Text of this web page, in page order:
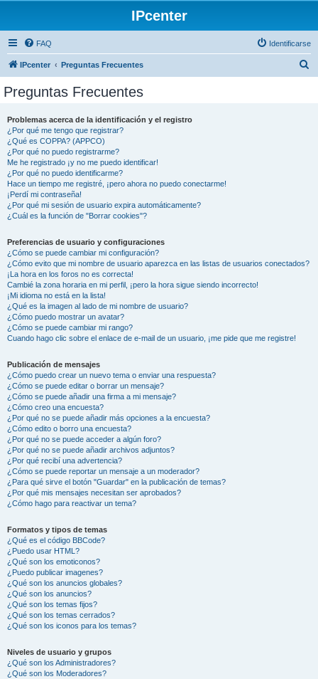
IPcenter
FAQ Identificarse
IPcenter Preguntas Frecuentes
Preguntas Frecuentes
Problemas acerca de la identificación y el registro
¿Por qué me tengo que registrar?
¿Qué es COPPA? (APPCO)
¿Por qué no puedo registrarme?
Me he registrado ¡y no me puedo identificar!
¿Por qué no puedo identificarme?
Hace un tiempo me registré, ¡pero ahora no puedo conectarme!
¡Perdí mi contraseña!
¿Por qué mi sesión de usuario expira automáticamente?
¿Cuál es la función de "Borrar cookies"?
Preferencias de usuario y configuraciones
¿Cómo se puede cambiar mi configuración?
¿Cómo evito que mi nombre de usuario aparezca en las listas de usuarios conectados?
¡La hora en los foros no es correcta!
Cambié la zona horaria en mi perfil, ¡pero la hora sigue siendo incorrecto!
¡Mi idioma no está en la lista!
¿Qué es la imagen al lado de mi nombre de usuario?
¿Cómo puedo mostrar un avatar?
¿Cómo se puede cambiar mi rango?
Cuando hago clic sobre el enlace de e-mail de un usuario, ¡me pide que me registre!
Publicación de mensajes
¿Cómo puedo crear un nuevo tema o enviar una respuesta?
¿Cómo se puede editar o borrar un mensaje?
¿Cómo se puede añadir una firma a mi mensaje?
¿Cómo creo una encuesta?
¿Por qué no se puede añadir más opciones a la encuesta?
¿Cómo edito o borro una encuesta?
¿Por qué no se puede acceder a algún foro?
¿Por qué no se puede añadir archivos adjuntos?
¿Por qué recibí una advertencia?
¿Cómo se puede reportar un mensaje a un moderador?
¿Para qué sirve el botón "Guardar" en la publicación de temas?
¿Por qué mis mensajes necesitan ser aprobados?
¿Cómo hago para reactivar un tema?
Formatos y tipos de temas
¿Qué es el código BBCode?
¿Puedo usar HTML?
¿Qué son los emoticonos?
¿Puedo publicar imagenes?
¿Qué son los anuncios globales?
¿Qué son los anuncios?
¿Qué son los temas fijos?
¿Qué son los temas cerrados?
¿Qué son los iconos para los temas?
Niveles de usuario y grupos
¿Qué son los Administradores?
¿Qué son los Moderadores?